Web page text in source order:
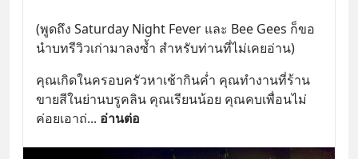
(พูดถึง Saturday Night Fever และ Bee Gees ก็ขอ
นำบทรีวิวเก่ามาลงซ้ำ สำหรับท่านที่ไม่เคยอ่าน)
คุณเกิดในครอบครัวหาเช้ากินค่ำ คุณทำงานที่ร้าน
ขายสีในย่านบรูคลิน คุณเรียนน้อย คุณคบเพื่อนไม่
ค่อยเอาถ่... อ่านต่อ